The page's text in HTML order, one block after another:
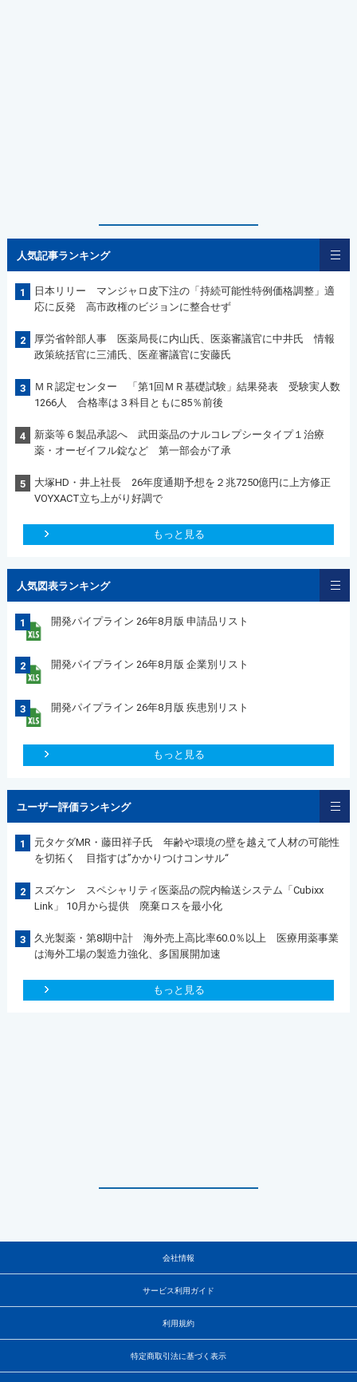
人気記事ランキング
1
日本リリー マンジャロ皮下注の「持続可能性特例価格調整」適
応に反発 高市政権のビジョンに整合せず
2
厚労省幹部人事 医薬局長に内山氏、医薬審議官に中井氏 情報
政策統括官に三浦氏、医産審議官に安藤氏
3
ＭＲ認定センター 「第1回ＭＲ基礎試験」結果発表 受験実人数
1266人 合格率は３科目ともに85％前後
4
新薬等６製品承認へ 武田薬品のナルコレプシータイプ１治療
薬・オーゼイフル錠など 第一部会が了承
5
大塚HD・井上社長 26年度通期予想を２兆7250億円に上方修正
VOYXACT立ち上がり好調で
もっと見る
人気図表ランキング
1 開発パイプライン 26年8月版 申請品リスト
2 開発パイプライン 26年8月版 企業別リスト
3 開発パイプライン 26年8月版 疾患別リスト
もっと見る
ユーザー評価ランキング
1
元タケダMR・藤田祥子氏 年齢や環境の壁を越えて人材の可能性
を切拓く 目指すは”かかりつけコンサル“
2
スズケン スペシャリティ医薬品の院内輸送システム「Cubixx
Link」 10月から提供 廃棄ロスを最小化
3
久光製薬・第8期中計 海外売上高比率60.0％以上 医療用薬事業
は海外工場の製造力強化、多国展開加速
もっと見る
会社情報
サービス利用ガイド
利用規約
特定商取引法に基づく表示